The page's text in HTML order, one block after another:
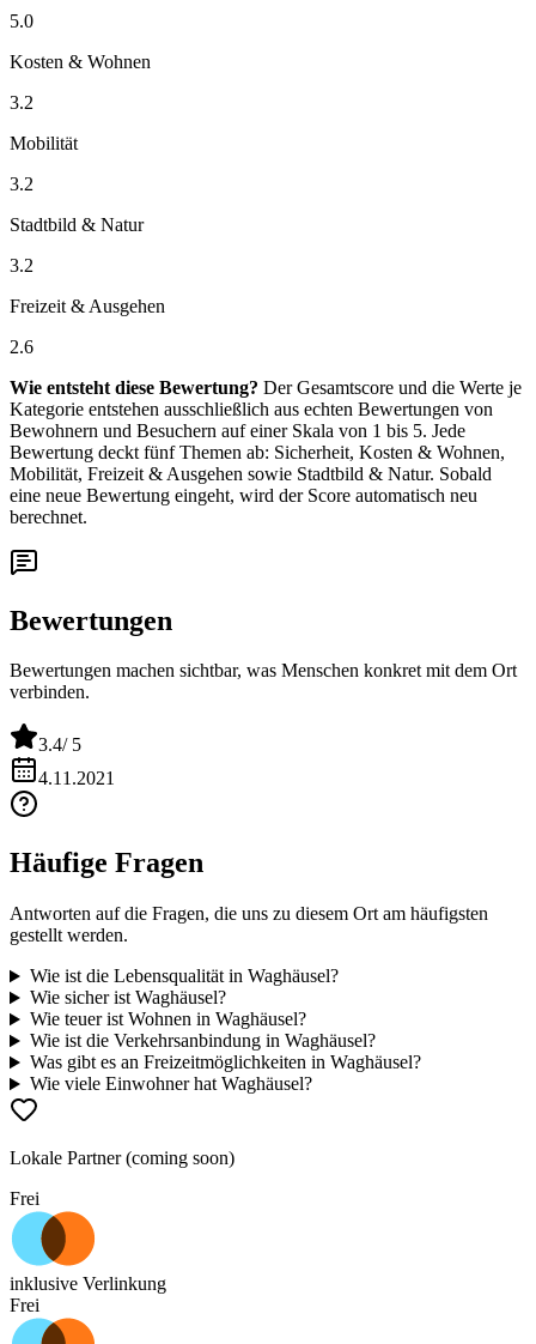
5.0
Kosten & Wohnen
3.2
Mobilität
3.2
Stadtbild & Natur
3.2
Freizeit & Ausgehen
2.6
Wie entsteht diese Bewertung? Der Gesamtscore und die Werte je
Kategorie entstehen ausschließlich aus echten Bewertungen von
Bewohnern und Besuchern auf einer Skala von 1 bis 5. Jede
Bewertung deckt fünf Themen ab: Sicherheit, Kosten & Wohnen,
Mobilität, Freizeit & Ausgehen sowie Stadtbild & Natur. Sobald
eine neue Bewertung eingeht, wird der Score automatisch neu
berechnet.
Bewertungen
Bewertungen machen sichtbar, was Menschen konkret mit dem Ort
verbinden.
3.4/ 5
4.11.2021
Häufige Fragen
Antworten auf die Fragen, die uns zu diesem Ort am häufigsten
gestellt werden.
Wie ist die Lebensqualität in Waghäusel?
Wie sicher ist Waghäusel?
Wie teuer ist Wohnen in Waghäusel?
Wie ist die Verkehrsanbindung in Waghäusel?
Was gibt es an Freizeitmöglichkeiten in Waghäusel?
Wie viele Einwohner hat Waghäusel?
Lokale Partner (coming soon)
Frei
inklusive Verlinkung
Frei